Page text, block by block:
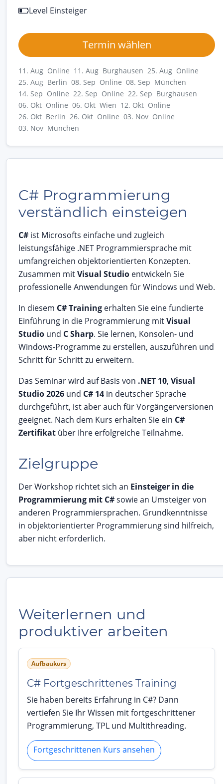
Level Einsteiger
Termin wählen
11. Aug Online 11. Aug Burghausen 25. Aug Online
25. Aug Berlin 08. Sep Online 08. Sep München
14. Sep Online 22. Sep Online 22. Sep Burghausen
06. Okt Online 06. Okt Wien 12. Okt Online
26. Okt Berlin 26. Okt Online 03. Nov Online
03. Nov München
C# Programmierung
verständlich einsteigen
C# ist Microsofts einfache und zugleich
leistungsfähige .NET Programmiersprache mit
umfangreichen objektorientierten Konzepten.
Zusammen mitVisual Studio entwickeln Sie
professionelle Anwendungen für Windows und Web.
In diesem C# Training erhalten Sie eine fundierte
Einführung in die Programmierung mitVisual
Studio und C Sharp. Sie lernen, Konsolen- und
Windows-Programme zu erstellen, auszuführen und
Schritt für Schritt zu erweitern.
Das Seminar wird auf Basis von .NET 10, Visual
Studio 2026 und C# 14 in deutscher Sprache
durchgeführt, ist aber auch für Vorgängerversionen
geeignet. Nach dem Kurs erhalten Sie ein C#
Zertifikat über Ihre erfolgreiche Teilnahme.
Zielgruppe
Der Workshop richtet sich an Einsteiger in die
Programmierung mit C#sowie an Umsteiger von
anderen Programmiersprachen. Grundkenntnisse
in objektorientierter Programmierung sind hilfreich,
aber nicht erforderlich.
Weiterlernen und
produktiver arbeiten
Aufbaukurs
C# Fortgeschrittenes Training
Sie haben bereits Erfahrung in C#? Dann
vertiefen Sie Ihr Wissen mit fortgeschrittener
Programmierung, TPL und Multithreading.
Fortgeschrittenen Kurs ansehen